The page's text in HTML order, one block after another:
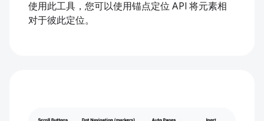
使用此工具，您可以使用锚点定位 API 将元素相
对于彼此定位。